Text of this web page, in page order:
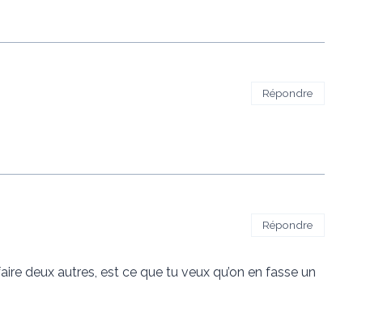
Répondre
deux autres, est ce que tu veux qu’on en fasse un
Répondre